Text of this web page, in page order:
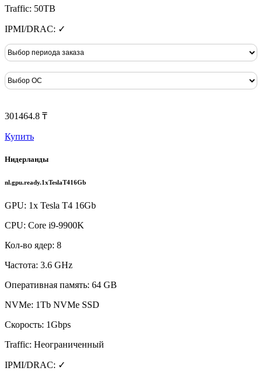
Traffic: 50TB
IPMI/DRAC: ✓
301464.8 ₸
Купить
Нидерланды
nl.gpu.ready.1xTeslaT416Gb
GPU: 1x Tesla T4 16Gb
CPU: Core i9-9900K
Кол-во ядер: 8
Частота: 3.6 GHz
Оперативная память: 64 GB
NVMe: 1Tb NVMe SSD
Скорость: 1Gbps
Traffic: Неограниченный
IPMI/DRAC: ✓